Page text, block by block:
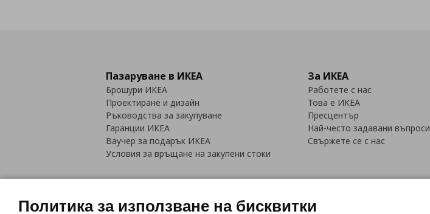
Пазаруване в ИКЕА
Брошури ИКЕА
Проектиране и дизайн
Ръководства за закупуване
Гаранции ИКЕА
Ваучер за подарък ИКЕА
Условия за връщане на закупени стоки
За ИКЕА
Работете с нас
Това е ИКЕА
Пресцентър
Най-често задавани въпроси
Свържете се с нас
Политика за използване на бисквитки